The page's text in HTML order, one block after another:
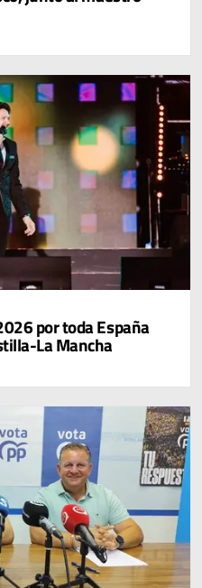
por toda España
La Mancha